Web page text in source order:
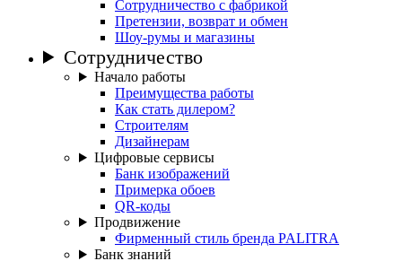
Сотрудничество с фабрикой
Претензии, возврат и обмен
Шоу-румы и магазины
Сотрудничество
Начало работы
Преимущества работы
Как стать дилером?
Строителям
Дизайнерам
Цифровые сервисы
Банк изображений
Примерка обоев
QR-коды
Продвижение
Фирменный стиль бренда PALITRA
Банк знаний